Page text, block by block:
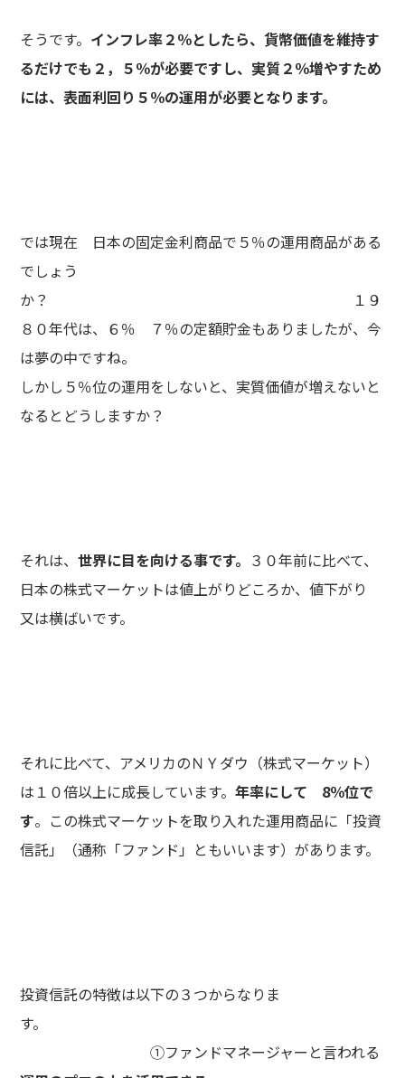
そうです。 インフレ率２％としたら、貨幣価値を維持す
るだけでも２，５％が必要ですし、実質２％増やすため
には、表面利回り５％の運用が必要となります。
では現在 日本の固定金利商品で５％の運用商品がある
でしょう
か？ １９
８０年代は、６％ ７％の定額貯金もありましたが、今
は夢の中ですね。
しかし５％位の運用をしないと、実質価値が増えないと
なるとどうしますか？
それは、世界に目を向ける事です。 ３０年前に比べて、
日本の株式マーケットは値上がりどころか、値下がり
又は横ばいです。
それに比べて、アメリカのＮＹダウ（株式マーケット）
は１０倍以上に成長しています。年率にして 8％位で
す。この株式マーケットを取り入れた運用商品に「投資
信託」（通称「ファンド」ともいいます）があります。
投資信託の特徴は以下の３つからなりま
す。
①ファンドマネージャーと言われる